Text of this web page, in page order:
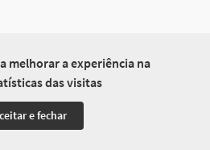
melhorar a experiência na
das visitas
e fechar